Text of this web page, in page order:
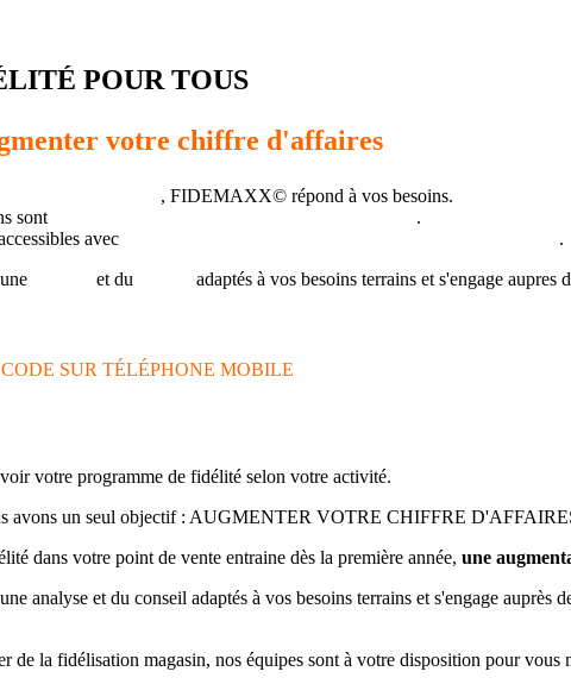
POUR TOUS
votre chiffre d'affaires
, FIDEMAXX© répond à vos besoins.
sont
.
avec
.
et du adaptés à vos besoins terrains et s'engage
SUR TÉLÉPHONE MOBILE
votre programme de fidélité selon votre activité.
avons un seul objectif : AUGMENTER VOTRE CHIFFRE
dans votre point de vente entraine dès la première année, une
analyse et du conseil adaptés à vos besoins terrains et s'engage auprès
la fidélisation magasin, nos équipes sont à votre disposition pour vous